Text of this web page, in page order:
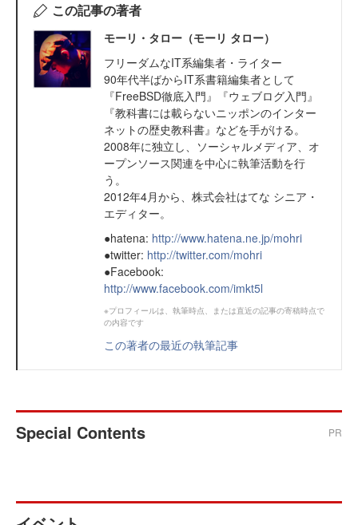
この記事の著者
モーリ・タロー（モーリ タロー）
フリーダムなIT系編集者・ライター
90年代半ばからIT系書籍編集者として
『FreeBSD徹底入門』『ウェブログ入門』
『教科書には載らないニッポンのインター
ネットの歴史教科書』などを手がける。
2008年に独立し、ソーシャルメディア、オ
ープンソース関連を中心に執筆活動を行
う。
2012年4月から、株式会社はてな シニア・
エディター。
●hatena: http://www.hatena.ne.jp/mohri
●twitter: http://twitter.com/mohri
●Facebook:
http://www.facebook.com/imkt5l
※プロフィールは、執筆時点、または直近の記事の寄稿時点で
の内容です
この著者の最近の執筆記事
Special Contents PR